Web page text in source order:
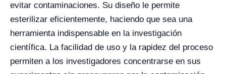
evitar contaminaciones. Su diseño le permite
esterilizar eficientemente, haciendo que sea una
herramienta indispensable en la investigación
científica. La facilidad de uso y la rapidez del proceso
permiten a los investigadores concentrarse en sus